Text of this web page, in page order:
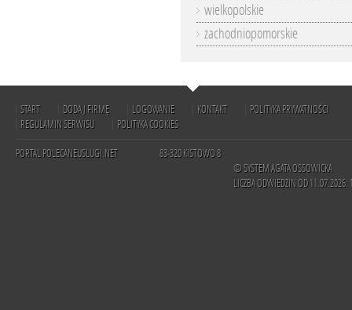
wielkopolskie
zachodniopomorskie
START DODAJ FIRMĘ LOGOWANIE KONTAKT
POLITYKA PRYWATNOŚCI
REGULAMIN SERWISU
POLITYKA COOKIES
PORTAL POLECANEUSLUGI.NET
83-320 KISTOWO 8
© SYSTEM AGATA OSSOWICKA
LICZBA ODWIEDZIN OD 11.07.2026: